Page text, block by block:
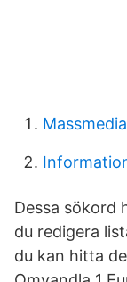
Dessa sökord
du redigera
du kan hitta